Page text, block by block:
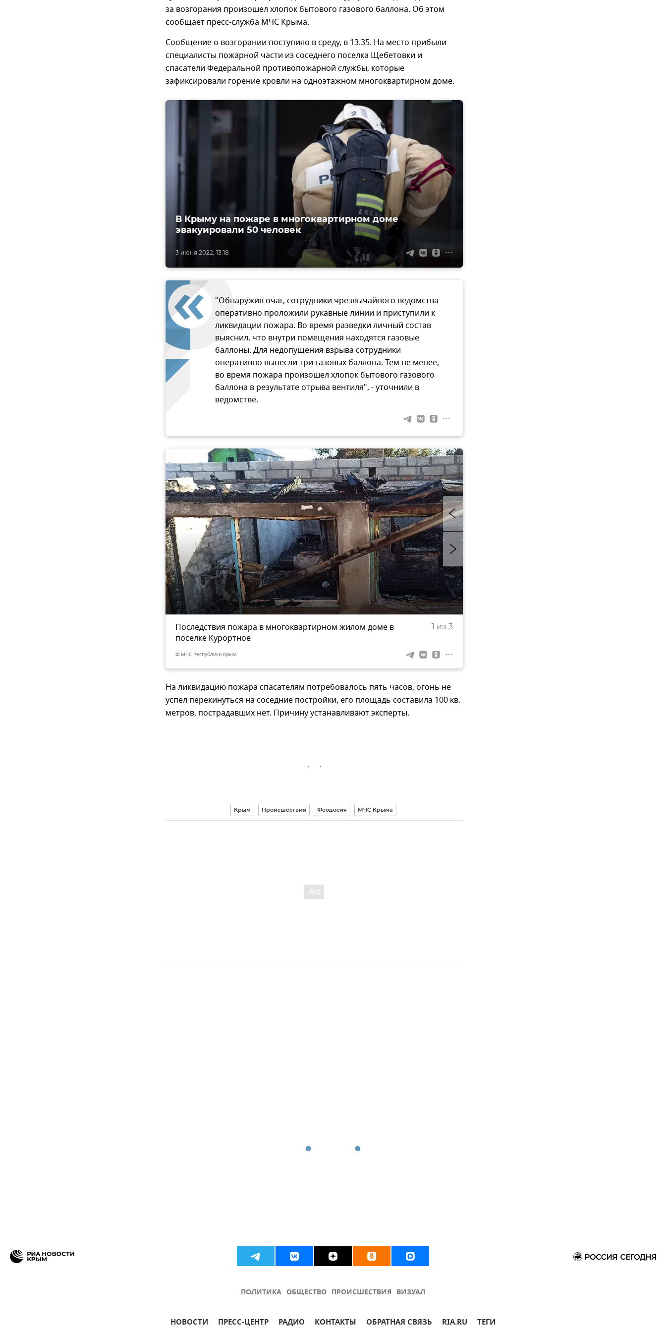
за возгорания произошел хлопок бытового газового баллона. Об этом
сообщает пресс-служба МЧС Крыма.
Сообщение о возгорании поступило в среду, в 13.35. На место прибыли
специалисты пожарной части из соседнего поселка Щебетовки и
спасатели Федеральной противопожарной службы, которые
зафиксировали горение кровли на одноэтажном многоквартирном доме.
3 июня 2022, 13:18
В Крыму на пожаре в многоквартирном доме
эвакуировали 50 человек
"Обнаружив очаг, сотрудники чрезвычайного ведомства
оперативно проложили рукавные линии и приступили к
ликвидации пожара. Во время разведки личный состав
выяснил, что внутри помещения находятся газовые
баллоны. Для недопущения взрыва сотрудники
оперативно вынесли три газовых баллона. Тем не менее,
во время пожара произошел хлопок бытового газового
баллона в результате отрыва вентиля", - уточнили в
ведомстве.
1 из 3
Последствия пожара в многоквартирном жилом доме в
поселке Курортное
© МЧС Республики Крым
На ликвидацию пожара спасателям потребовалось пять часов, огонь не
успел перекинуться на соседние постройки, его площадь составила 100 кв.
метров, пострадавших нет. Причину устанавливают эксперты.
Крым Происшествия Феодосия МЧС Крыма
ПОЛИТИКА ОБЩЕСТВО ПРОИСШЕСТВИЯ ВИЗУАЛ
НОВОСТИ ПРЕСС-ЦЕНТР РАДИО КОНТАКТЫ ОБРАТНАЯ СВЯЗЬ RIA.RU ТЕГИ